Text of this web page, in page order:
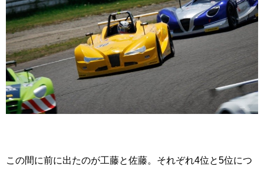
この間に前に出たのが工藤と佐藤。それぞれ4位と5位につ